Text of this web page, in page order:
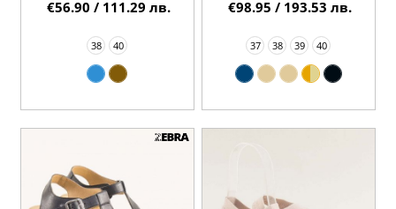
38 40
€56.90 / 111.29 лв.
37 38 39 40
€98.95 / 193.53 лв.